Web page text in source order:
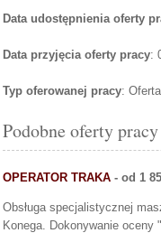
Data udostępnienia oferty
Data przyjęcia oferty pracy:
Typ oferowanej pracy:
Podobne oferty pracy
OPERATOR TRAKA - od 1
Obsługa specjalistycznej
Konega. Dokonywanie